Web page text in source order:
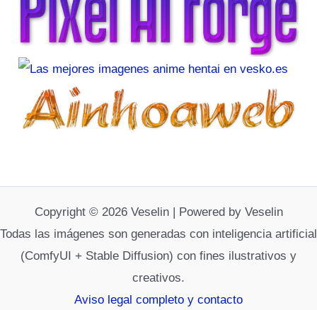
Copyright © 2026 Veselin | Powered by Veselin
Todas las imágenes son generadas con inteligencia artificial
(ComfyUI + Stable Diffusion) con fines ilustrativos y
creativos.
Aviso legal completo y contacto